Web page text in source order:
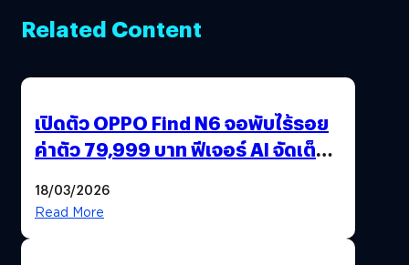
Related Content
เปิดตัว OPPO Find N6 จอพับไร้รอย
ค่าตัว 79,999 บาท ฟีเจอร์ AI จัดเต็ม
18/03/2026
Read More